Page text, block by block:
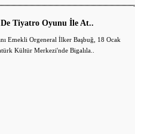
Tiyatro Oyunu İle At..
Emekli Orgeneral İlker Başbuğ, 18 Ocak
Kültür Merkezi'nde Bigalıla..